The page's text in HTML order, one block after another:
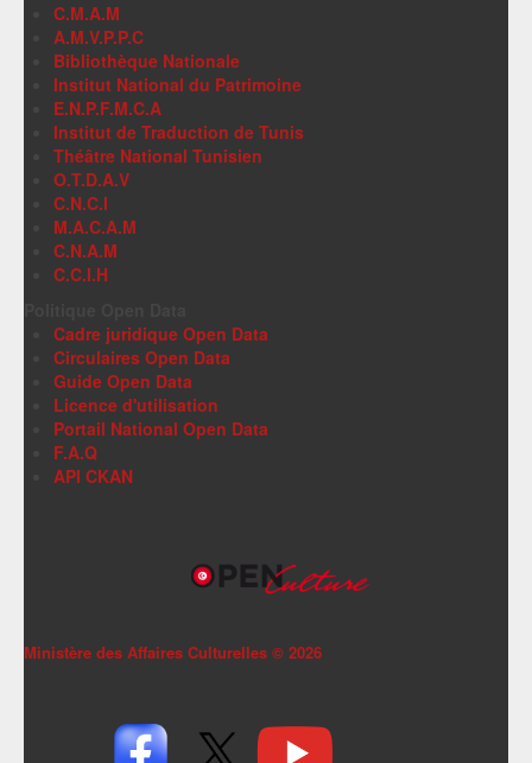
C.M.A.M
A.M.V.P.P.C
Bibliothèque Nationale
Institut National du Patrimoine
E.N.P.F.M.C.A
Institut de Traduction de Tunis
Théâtre National Tunisien
O.T.D.A.V
C.N.C.I
M.A.C.A.M
C.N.A.M
C.C.I.H
Cadre juridique Open Data
Circulaires Open Data
Guide Open Data
Licence d'utilisation
Portail National Open Data
F.A.Q
API CKAN
Ministère des Affaires Culturelles © 2026